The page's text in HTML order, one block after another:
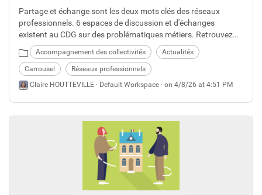
Partage et échange sont les deux mots clés des réseaux
professionnels. 6 espaces de discussion et d'échanges
existent au CDG sur des problématiques métiers. Retrouvez
les dates de tous les rdv en 2026 et découvrez si l'un des
réseaux vous intéresse.
Accompagnement des collectivités Actualités
Carrousel
Réseaux professionnels
Claire HOUTTEVILLE · Default Workspace · on 4/8/26 at 4:51 PM